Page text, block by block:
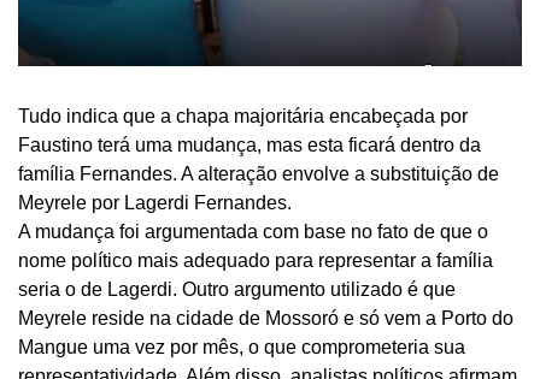
Tudo indica que a chapa majoritária encabeçada por
Faustino terá uma mudança, mas esta ficará dentro da
família Fernandes. A alteração envolve a substituição de
Meyrele por Lagerdi Fernandes.
A mudança foi argumentada com base no fato de que o
nome político mais adequado para representar a família
seria o de Lagerdi. Outro argumento utilizado é que
Meyrele reside na cidade de Mossoró e só vem a Porto do
Mangue uma vez por mês, o que comprometeria sua